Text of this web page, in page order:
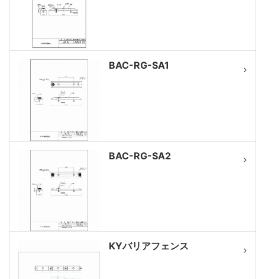
BAC-RG-SA1
BAC-RG-SA2
KYバリアフェンス